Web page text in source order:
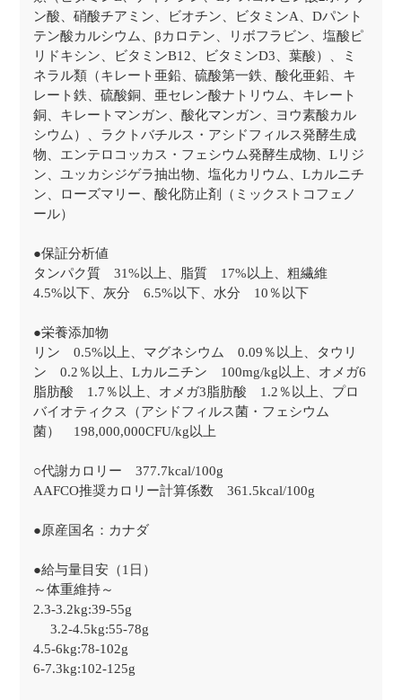
ン酸、硝酸チアミン、ビオチン、ビタミンA、Dパント
テン酸カルシウム、βカロテン、リボフラビン、塩酸ピ
リドキシン、ビタミンB12、ビタミンD3、葉酸）、ミ
ネラル類（キレート亜鉛、硫酸第一鉄、酸化亜鉛、キ
レート鉄、硫酸銅、亜セレン酸ナトリウム、キレート
銅、キレートマンガン、酸化マンガン、ヨウ素酸カル
シウム）、ラクトバチルス・アシドフィルス発酵生成
物、エンテロコッカス・フェシウム発酵生成物、Lリジ
ン、ユッカシジゲラ抽出物、塩化カリウム、Lカルニチ
ン、ローズマリー、酸化防止剤（ミックストコフェノ
ール）
●保証分析値
タンパク質 31%以上、脂質 17%以上、粗繊維
4.5%以下、灰分 6.5%以下、水分 10％以下
●栄養添加物
リン 0.5%以上、マグネシウム 0.09％以上、タウリ
ン 0.2％以上、Lカルニチン 100mg/kg以上、オメガ6
脂肪酸 1.7％以上、オメガ3脂肪酸 1.2％以上、プロ
バイオティクス（アシドフィルス菌・フェシウム
菌） 198,000,000CFU/kg以上
○代謝カロリー 377.7kcal/100g
AAFCO推奨カロリー計算係数 361.5kcal/100g
●原産国名：カナダ
●給与量目安（1日）
～体重維持～
2.3-3.2kg:39-55g
3.2-4.5kg:55-78g
4.5-6kg:78-102g
6-7.3kg:102-125g